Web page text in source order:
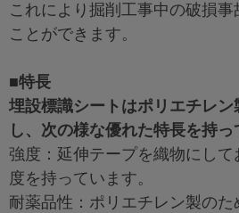
これにより掘削工事中の破損
ことができます。
■特長
埋設標識シートはポリエチレン
し、次の様な優れた特長を持っ
強度：延伸テープを織物にし
度を持っています。
耐薬品性：ポリエチレン製のた